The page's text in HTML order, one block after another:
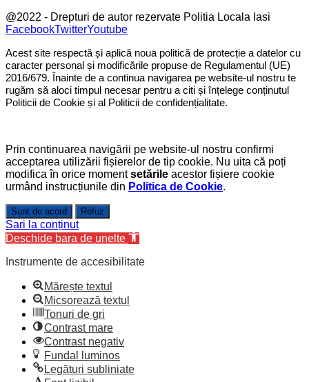
@2022 - Drepturi de autor rezervate Politia Locala Iasi
FacebookTwitterYoutube
Acest site respectă și aplică noua politică de protecție a datelor cu
caracter personal și modificările propuse de Regulamentul (UE)
2016/679. Înainte de a continua navigarea pe website-ul nostru te
rugăm să aloci timpul necesar pentru a citi și înțelege conținutul
Politicii de Cookie și al Politicii de confidențialitate.
Prin continuarea navigării pe website-ul nostru confirmi
acceptarea utilizării fișierelor de tip cookie. Nu uita că poți
modifica în orice momentsetările acestor fișiere cookie
urmând instrucțiunile din Politica de Cookie.
Sunt de acord Refuz
Sari la conținut
Deschide bara de unelte
Instrumente de accesibilitate
Mărește textul
Micșorează textul
Tonuri de gri
Contrast mare
Contrast negativ
Fundal luminos
Legături subliniate